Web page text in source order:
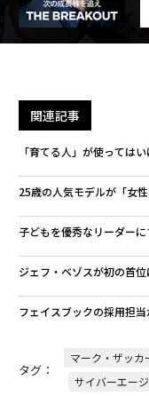
関連記事
「育てる人」が使っては
25歳の人気モデルが「女
子どもを優秀なリーダー
ジェフ・ベゾスが初の首
フェイスブックの採用担
タグ：
マーク・ザッカ
サイバーエー